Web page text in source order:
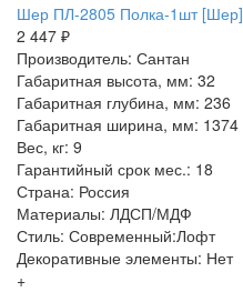
Шер ПЛ-2805 Полка-1шт [Шер]
2 447 ₽
Производитель: Сантан
Габаритная высота, мм: 32
Габаритная глубина, мм: 236
Габаритная ширина, мм: 1374
Вес, кг: 9
Гарантийный срок мес.: 18
Страна: Россия
Материалы: ЛДСП/МДФ
Стиль: Современный:Лофт
Декоративные элементы: Нет
+